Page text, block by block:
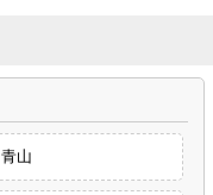
青山